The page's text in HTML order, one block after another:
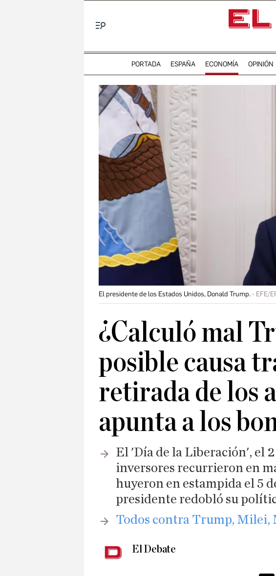
PORTADA ESPAÑA ECONOMÍA OPINIÓN
El presidente de los Estados Unidos, Donald Trump. EFE/
¿Calculó mal
posible causa
retirada de los
apunta a los
El 'Día de la Liberación', el
inversores recurrieron en
huyeron en estampida el 5
presidente redobló su
​Todos contra Trump, Milei,
El Debate